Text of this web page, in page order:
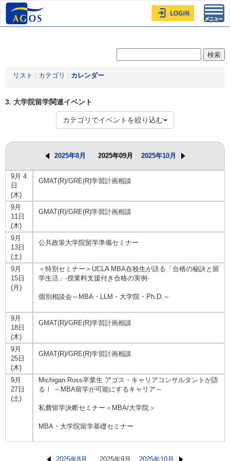
リスト カテゴリ カレンダー
3. 大学院留学関連イベント
カテゴリでイベントを絞り込む
2025年8月 2025年09月 2025年10月
9月 4
日
(木)
GMAT(R)/GRE(R)学習計画相談
9月
11日
(木)
GMAT(R)/GRE(R)学習計画相談
9月
13日
(土)
公共政策大学院留学準備セミナー
9月
15日
(月)
＜特別セミナー＞UCLA MBA在校生が語る「合格の秘訣と留
学生活」-授業料支援付き合格の実例-
個別相談会～MBA・LLM・大学院・Ph.D.～
9月
18日
(木)
GMAT(R)/GRE(R)学習計画相談
9月
25日
(木)
GMAT(R)/GRE(R)学習計画相談
9月
27日
(土)
Michigan Ross卒業生 アゴス・キャリアコンサルタントが語
る！ ～MBA留学が可能にするキャリア～
私費留学決断セミナー＜MBA/大学院＞
MBA・大学院留学基礎セミナー
2025年8月 2025年9月 2025年10月